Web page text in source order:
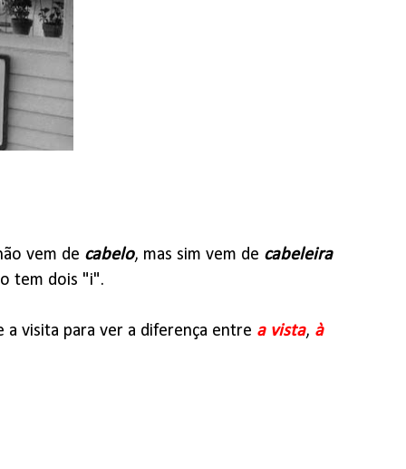
vem de cabelo, mas sim vem de cabeleira
tem dois "i".
visita para ver a diferença entre a vista, à